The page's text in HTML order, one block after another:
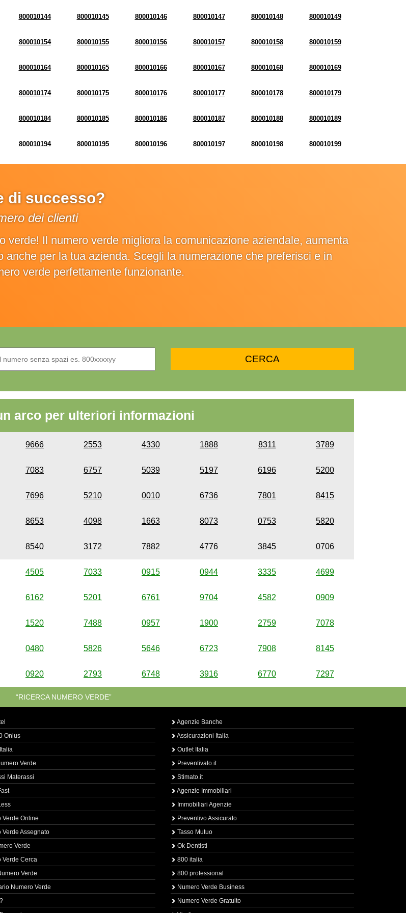
800010144 800010145 800010146 800010147 800010148 800010149
800010154 800010155 800010156 800010157 800010158 800010159
800010164 800010165 800010166 800010167 800010168 800010169
800010174 800010175 800010176 800010177 800010178 800010179
800010184 800010185 800010186 800010187 800010188 800010189
800010194 800010195 800010196 800010197 800010198 800010199
di successo?
dei clienti
verde! Il numero verde migliora la comunicazione aziendale, aumenta
per la tua azienda. Scegli la numerazione che preferisci e in
verde perfettamente funzionante.
arco per ulteriori informazioni
9666 2553 4330 1888 8311 3789
7083 6757 5039 5197 6196 5200
7696 5210 0010 6736 7801 8415
8653 4098 1663 8073 0753 5820
8540 3172 7882 4776 3845 0706
4505 7033 0915 0944 3335 4699
6162 5201 6761 9704 4582 0909
1520 7488 0957 1900 2759 7078
0480 5826 5646 6723 7908 8145
0920 2793 6748 3916 6770 7297
“RICERCA NUMERO VERDE”
Onlus
Verde
Materassi
Verde Online
Verde Assegnato
Verde
Verde Cerca
Verde
Numero Verde
Agenzie Banche
Assicurazioni Italia
Outlet Italia
Preventivato.it
Stimato.it
Agenzie Immobiliari
Immobiliari Agenzie
Preventivo Assicurato
Tasso Mutuo
Ok Dentisti
800 italia
800 professional
Numero Verde Business
Numero Verde Gratuito